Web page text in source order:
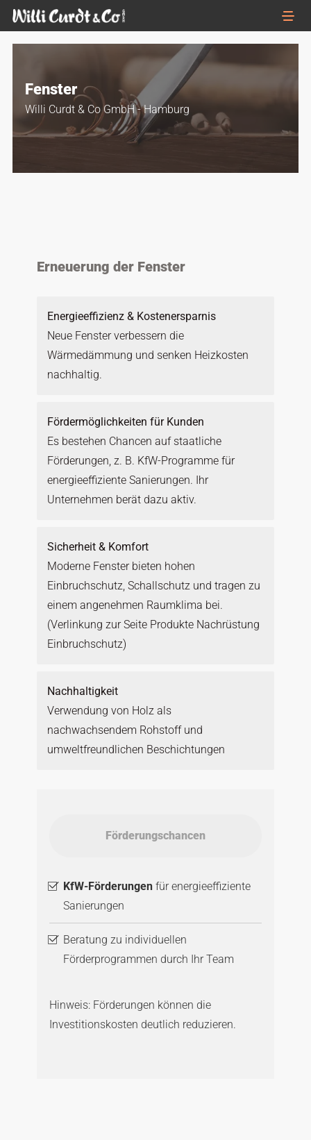
Fenster
Willi Curdt & Co GmbH - Hamburg
Erneuerung der Fenster
Energieeffizienz & Kostenersparnis
Neue Fenster verbessern die
Wärmedämmung und senken Heizkosten
nachhaltig.
Fördermöglichkeiten für Kunden
Es bestehen Chancen auf staatliche
Förderungen, z. B. KfW-Programme für
energieeffiziente Sanierungen. Ihr
Unternehmen berät dazu aktiv.
Sicherheit & Komfort
Moderne Fenster bieten hohen
Einbruchschutz, Schallschutz und tragen zu
einem angenehmen Raumklima bei.
(Verlinkung zur Seite Produkte Nachrüstung
Einbruchschutz)
Nachhaltigkeit
Verwendung von Holz als
nachwachsendem Rohstoff und
umweltfreundlichen Beschichtungen
Förderungschancen
KfW-Förderungen für energieeffiziente
Sanierungen
Beratung zu individuellen
Förderprogrammen durch Ihr Team
Hinweis: Förderungen können die
Investitionskosten deutlich reduzieren.